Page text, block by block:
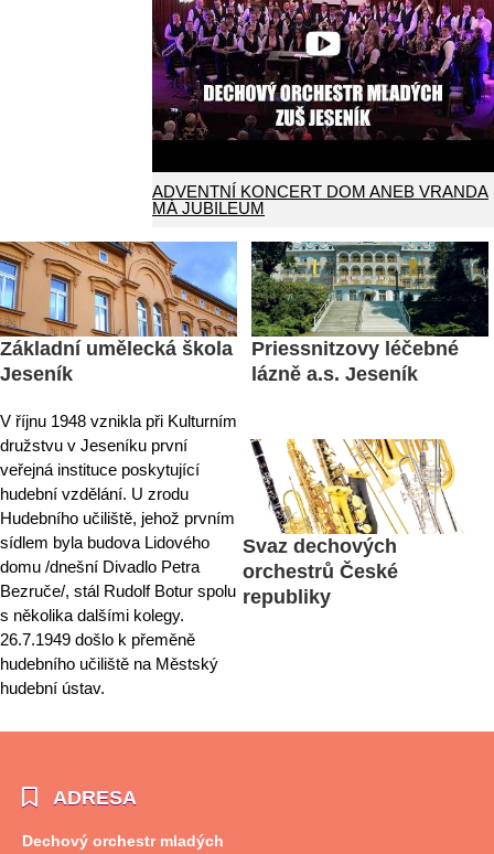
ADVENTNÍ KONCERT DOM ANEB VRANDA
MÁ JUBILEUM
Základní umělecká škola
Jeseník
V říjnu 1948 vznikla při Kulturním
družstvu v Jeseníku první
veřejná instituce poskytující
hudební vzdělání. U zrodu
Hudebního učiliště, jehož prvním
sídlem byla budova Lidového
domu /dnešní Divadlo Petra
Bezruče/, stál Rudolf Botur spolu
s několika dalšími kolegy.
26.7.1949 došlo k přeměně
hudebního učiliště na Městský
hudební ústav.
Priessnitzovy léčebné
lázně a.s. Jeseník
Svaz dechových
orchestrů České
republiky
ADRESA
Dechový orchestr mladých